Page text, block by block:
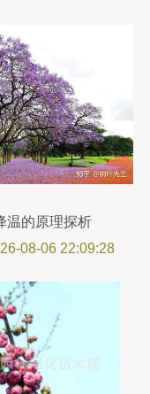
温的原理探析
08-06 22:09:28